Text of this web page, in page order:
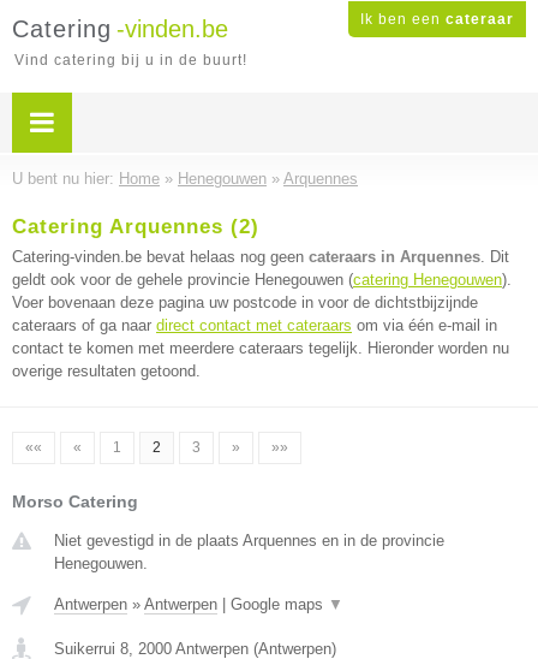
Ik ben een cateraar
Catering -vinden.be
Vind catering bij u in de buurt!
U bent nu hier: Home » Henegouwen » Arquennes
Catering Arquennes (2)
Catering-vinden.be bevat helaas nog geen cateraars in Arquennes. Dit
geldt ook voor de gehele provincie Henegouwen (catering Henegouwen).
Voer bovenaan deze pagina uw postcode in voor de dichtstbijzijnde
cateraars of ga naar direct contact met cateraars om via één e-mail in
contact te komen met meerdere cateraars tegelijk. Hieronder worden nu
overige resultaten getoond.
«« « 1 2 3 » »»
Morso Catering
Niet gevestigd in de plaats Arquennes en in de provincie
Henegouwen.
Antwerpen » Antwerpen Google maps ▼
Suikerrui 8, 2000 Antwerpen (Antwerpen)